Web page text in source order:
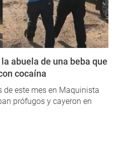
abuela de una beba que
cocaína
de este mes en Maquinista
prófugos y cayeron en